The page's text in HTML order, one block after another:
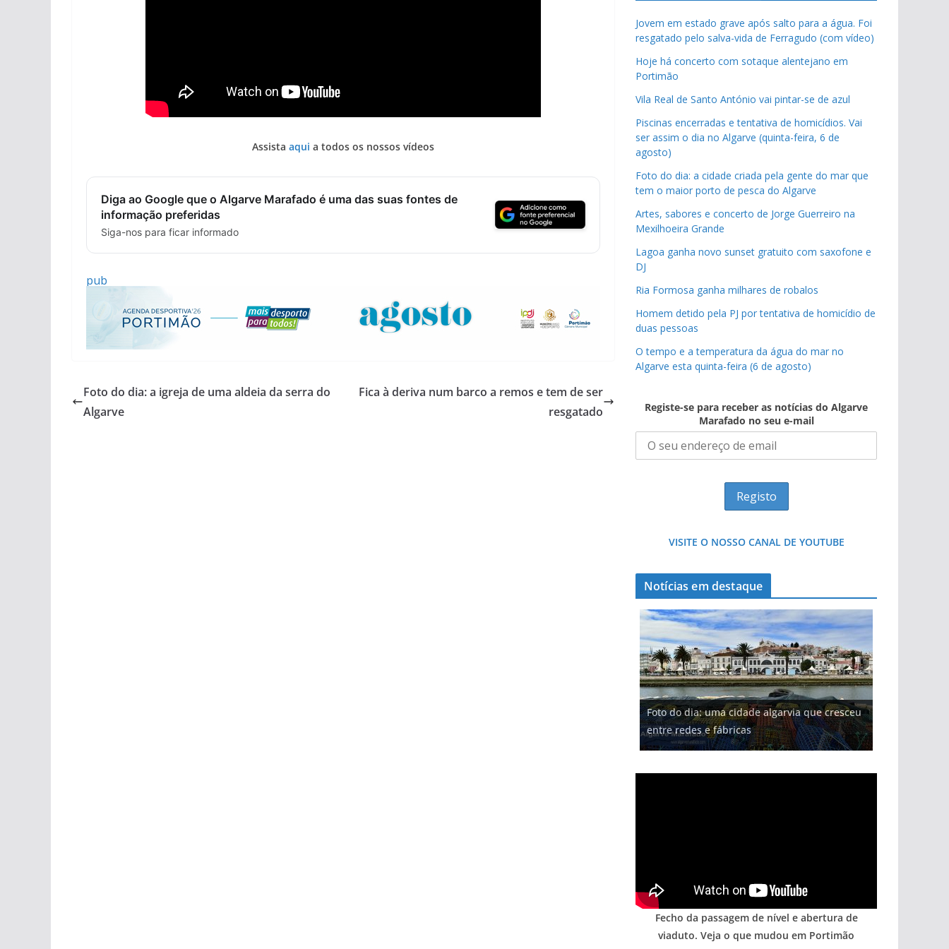
Assista aqui a todos os nossos vídeos
Diga ao Google que o Algarve Marafado é uma das suas fontes de
informação preferidas
Siga-nos para ficar informado
pub
Foto do dia: a igreja de uma aldeia da serra do
Algarve
Fica à deriva num barco a remos e tem de ser
resgatado
Jovem em estado grave após salto para a água. Foi
resgatado pelo salva-vida de Ferragudo (com vídeo)
Hoje há concerto com sotaque alentejano em
Portimão
Vila Real de Santo António vai pintar-se de azul
Piscinas encerradas e tentativa de homicídios. Vai
ser assim o dia no Algarve (quinta-feira, 6 de
agosto)
Foto do dia: a cidade criada pela gente do mar que
tem o maior porto de pesca do Algarve
Artes, sabores e concerto de Jorge Guerreiro na
Mexilhoeira Grande
Lagoa ganha novo sunset gratuito com saxofone e
DJ
Ria Formosa ganha milhares de robalos
Homem detido pela PJ por tentativa de homicídio de
duas pessoas
O tempo e a temperatura da água do mar no
Algarve esta quinta-feira (6 de agosto)
Registe-se para receber as notícias do Algarve
Marafado no seu e-mail
VISITE O NOSSO CANAL DE YOUTUBE
Notícias em destaque
Foto do dia: uma cidade algarvia que cresceu
entre redes e fábricas
Fecho da passagem de nível e abertura de
viaduto. Veja o que mudou em Portimão